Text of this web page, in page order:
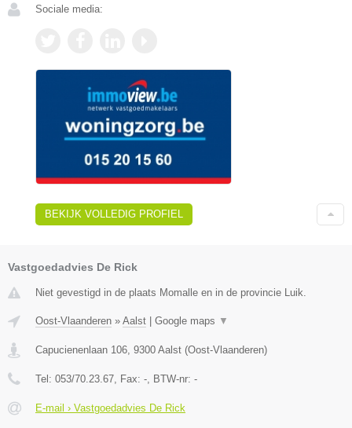
Sociale media:
BEKIJK VOLLEDIG PROFIEL
Vastgoedadvies De Rick
Niet gevestigd in de plaats Momalle en in de provincie Luik.
Oost-Vlaanderen » Aalst Google maps ▼
Capucienenlaan 106 9300 Aalst (Oost-Vlaanderen)
Tel: 053/70.23.67 , Fax: - , BTW-nr: -
E-mail › Vastgoedadvies De Rick